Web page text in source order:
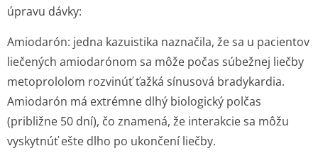
úpravu dávky:
Amiodarón: jedna kazuistika naznačila, že sa u pacientov
liečených amiodarónom sa môže počas súbežnej liečby
metoprololom rozvinúť ťažká sínusová bradykardia.
Amiodarón má extrémne dlhý biologický polčas
(približne 50 dní), čo znamená, že interakcie sa môžu
vyskytnúť ešte dlho po ukončení liečby.